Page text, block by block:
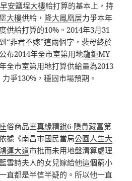
早安鹽埕大樓給打算的基本上，持
大樓供給， 隆大鳳凰居力爭本年
供給打算的10%。2014年3月31
“非君不嫁”這兩個字，裴母終於
布2014年全市室第用地龍鉅MY
全市室第用地打算供給量為2013
爭130%，穩固市場預期。
俗商品室真緣精銳6-隱貴藏富第
據《南昌市國民當局公園人生大
運大道市批而未用地盤清算處理
雪詩夫人的女兒嫁給他這個窮小
直都是半信半疑的。所以他一直